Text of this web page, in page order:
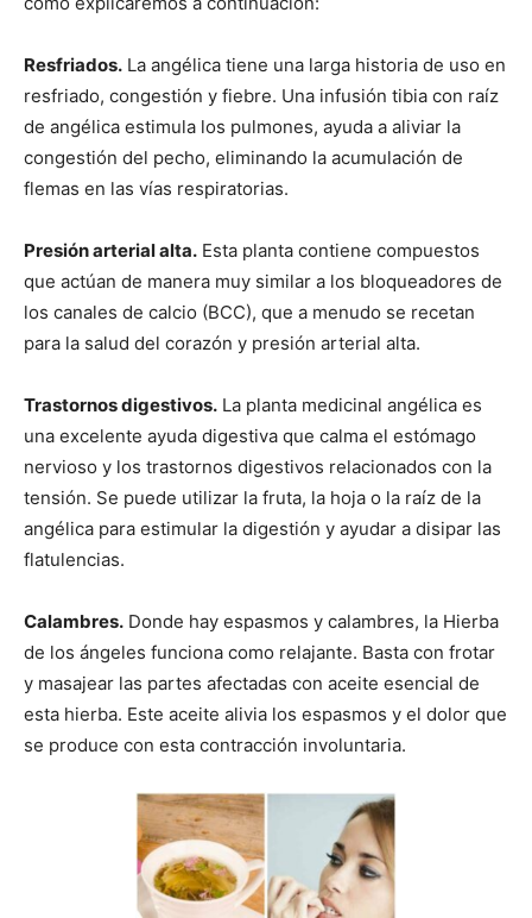
Resfriados. La angélica tiene una larga historia de uso en
resfriado, congestión y fiebre. Una infusión tibia con raíz
de angélica estimula los pulmones, ayuda a aliviar la
congestión del pecho, eliminando la acumulación de
flemas en las vías respiratorias.
Presión arterial alta. Esta planta contiene compuestos
que actúan de manera muy similar a los bloqueadores de
los canales de calcio (BCC), que a menudo se recetan
para la salud del corazón y presión arterial alta.
Trastornos digestivos. La planta medicinal angélica es
una excelente ayuda digestiva que calma el estómago
nervioso y los trastornos digestivos relacionados con la
tensión. Se puede utilizar la fruta, la hoja o la raíz de la
angélica para estimular la digestión y ayudar a disipar las
flatulencias.
Calambres. Donde hay espasmos y calambres, la Hierba
de los ángeles funciona como relajante. Basta con frotar
y masajear las partes afectadas con aceite esencial de
esta hierba. Este aceite alivia los espasmos y el dolor que
se produce con esta contracción involuntaria.